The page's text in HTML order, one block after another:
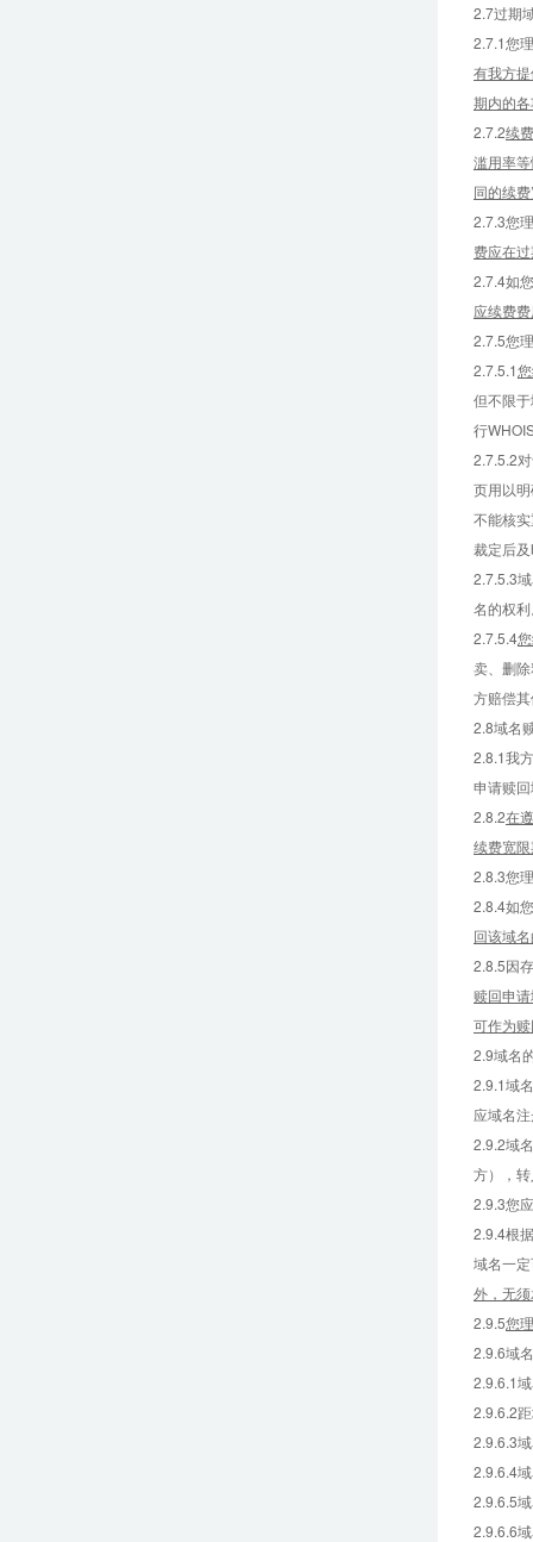
2.7过期
2.7.1您
有我方
期内的
2.7.2续
滥用率
同的续
2.7.3您
费应在
2.7.4如
应续费
2.7.5您
2.7.5.1
但不限
行
2.7.5.2
页用以
不能核
裁定后
2.7.5.3
名的权
2.7.5.4
卖、删
方赔偿
2.8域名
2.8.1我
申请赎
2.8.2在
续费宽
2.8.3您
2.8.4如
回该域
2.8.5因
赎回申
可作为
2.9域名
2.9.1域
应域名
2.9.2域
方），
2.9.3您
2.9.4根
域名一
外，无
2.9.5您
2.9.6域
2.9.6.1
2.9.6.2
2.9.6.3
2.9.6.4
2.9.6.5
2.9.6.6